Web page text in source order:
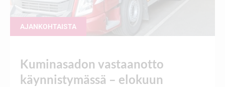
AJANKOHTAISTA
Kuminasadon vastaanotto
käynnistymässä – elokuun